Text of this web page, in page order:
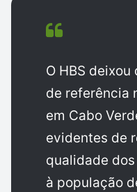
O HBS
de referência
em Cabo
evidentes de
qualidade
à população